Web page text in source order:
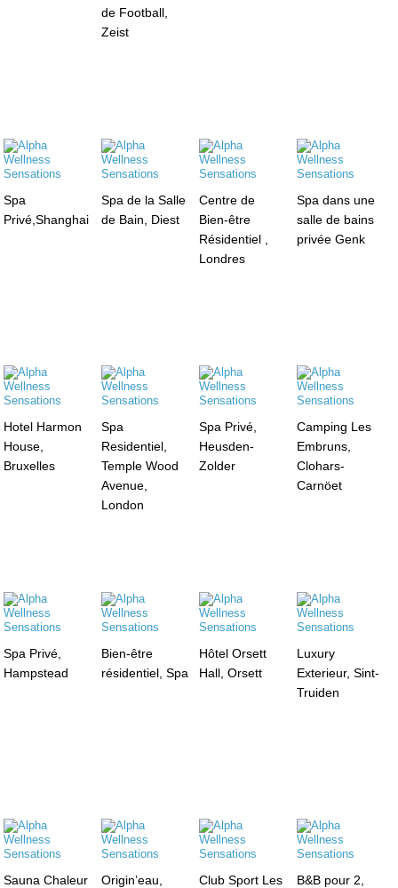
de Football,
Zeist
Spa
Privé,Shanghai
Spa de la Salle
de Bain, Diest
Centre de
Bien-être
Résidentiel ,
Londres
Spa dans une
salle de bains
privée Genk
Hotel Harmon
House,
Bruxelles
Spa
Residentiel,
Temple Wood
Avenue,
London
Spa Privé,
Heusden-
Zolder
Camping Les
Embruns,
Clohars-
Carnöet
Spa Privé,
Hampstead
Bien-être
résidentiel, Spa
Hôtel Orsett
Hall, Orsett
Luxury
Exterieur, Sint-
Truiden
Sauna Chaleur
Origin’eau,
Club Sport Les
B&B pour 2,